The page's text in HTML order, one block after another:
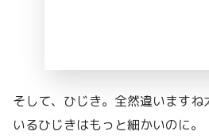
そして、ひじき。全然違います
いるひじきはもっと細かいのに。